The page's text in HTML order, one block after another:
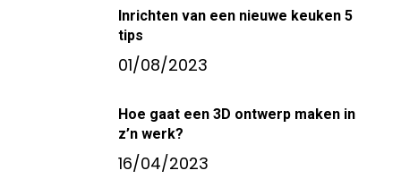
Inrichten van een nieuwe keuken 5
tips
01/08/2023
Hoe gaat een 3D ontwerp maken in
z’n werk?
16/04/2023